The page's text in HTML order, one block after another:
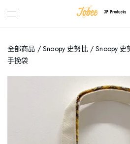
全部商品 /Snoopy 史努比/ Snoopy 史
手挽袋